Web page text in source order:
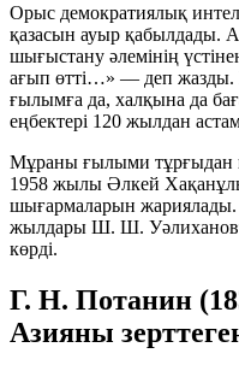
Орыс демократиялық
қазасын ауыр қабылдады.
шығыстану әлемінің
ағып өтті…» — деп жазды.
ғылымға да, халқына да
еңбектері 120 жылдан
Мұраны ғылыми тұрғыдан
1958 жылы Әлкей
шығармаларын
жылдары Ш. Ш.
көрді.
Г. Н. Потанин
Азияны